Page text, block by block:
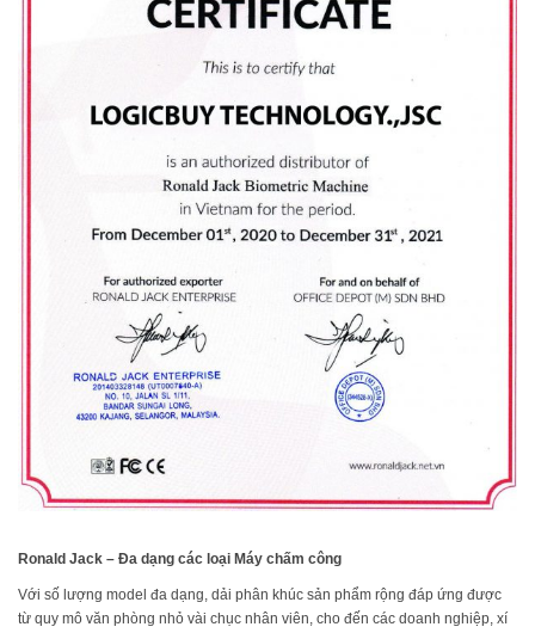
Ronald Jack – Đa dạng các loại Máy chấm công
Với số lượng model đa dạng, dải phân khúc sản phẩm rộng đáp ứng được
từ quy mô văn phòng nhỏ vài chục nhân viên, cho đến các doanh nghiệp, xí